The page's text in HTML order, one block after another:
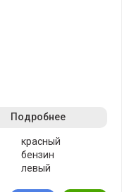
красный
бензин
левый
Подробнее